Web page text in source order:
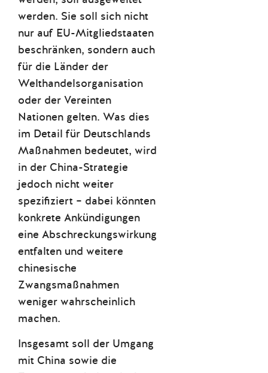
werden. Sie soll sich nicht
nur auf EU-Mitgliedstaaten
beschränken, sondern auch
für die Länder der
Welthandelsorganisation
oder der Vereinten
Nationen gelten. Was dies
im Detail für Deutschlands
Maßnahmen bedeutet, wird
in der China-Strategie
jedoch nicht weiter
spezifiziert – dabei könnten
konkrete Ankündigungen
eine Abschreckungswirkung
entfalten und weitere
chinesische
Zwangsmaßnahmen
weniger wahrscheinlich
machen.
Insgesamt soll der Umgang
mit China sowie die